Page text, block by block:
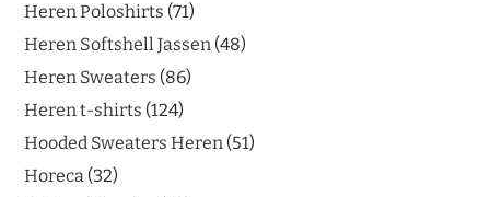
Heren Poloshirts 71
Heren Softshell Jassen 48
Heren Sweaters 86
Heren t-shirts 124
Hooded Sweaters Heren 51
Horeca 32